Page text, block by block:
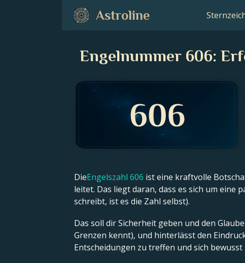
Astroline
Engelnummer 606:
DieEngelszahl 606 ist eine kraftvolle
leitet. Das liegt daran, dass es sich um eine
schreibt, ist es die Zahl selbst).
Das soll dir Sicherheit geben und den
Grenzen kennt), und hinterlässt den
Entscheidungen zu treffen und sich